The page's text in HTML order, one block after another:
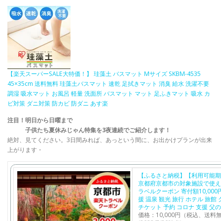
【楽天スーパーSALE大特価！】 珪藻土 バスマット Mサイズ SKBM-4535
45×35cm 送料無料 珪藻土バスマット 速乾 足拭きマット 消臭 給水 洗濯不要
調湿 吸水マット お風呂 軽量 洗面所 バスマット マット 足ふきマット 吸水 カ
ビ対策 ダニ対策 防カビ 防ダニ あす楽
​注目！明日から日曜まで
子供たち夏休みじゃん特集を3夜連続でご紹介します！​
絶対、見てください。3日間みれば、あっという間に、お出かけプランが出来
上がります・
【ふるさと納税】【利用可能
京都府京都市の対象施設で使
ラベルクーポン 寄付額10,000
援 温泉 観光 旅行 ホテル 旅館
チケット 予約 コロナ 支援 父
価格：10,000円（税込、送料